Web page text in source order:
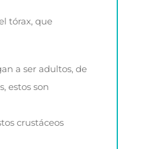
tórax, que
a ser adultos, de
estos son
crustáceos